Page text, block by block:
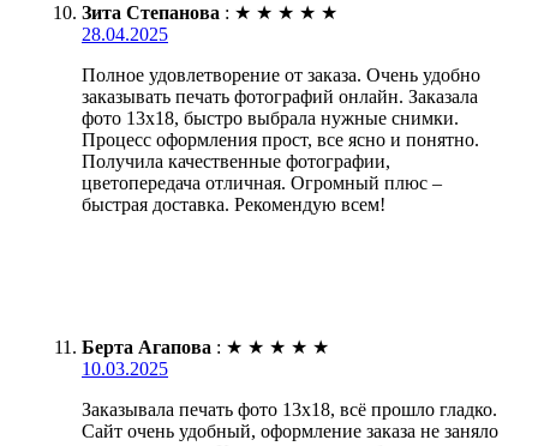
Зита Степанова : ★ ★ ★ ★ ★
28.04.2025
Полное удовлетворение от заказа. Очень удобно
заказывать печать фотографий онлайн. Заказала
фото 13х18, быстро выбрала нужные снимки.
Процесс оформления прост, все ясно и понятно.
Получила качественные фотографии,
цветопередача отличная. Огромный плюс –
быстрая доставка. Рекомендую всем!
Берта Агапова : ★ ★ ★ ★ ★
10.03.2025
Заказывала печать фото 13х18, всё прошло гладко.
Сайт очень удобный, оформление заказа не заняло